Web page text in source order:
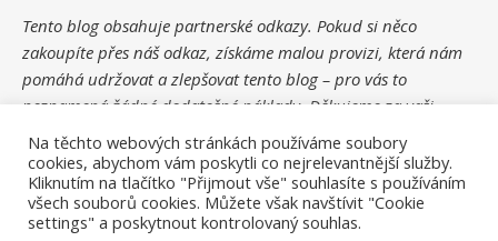
Tento blog obsahuje partnerské odkazy. Pokud si něco
zakoupíte přes náš odkaz, získáme malou provizi, která nám
pomáhá udržovat a zlepšovat tento blog – pro vás to
neznamená žádné dodatečné náklady. Děkujeme za vaši
podporu!
Na těchto webových stránkách používáme soubory
cookies, abychom vám poskytli co nejrelevantnější služby.
Kliknutím na tlačítko "Přijmout vše" souhlasíte s používáním
všech souborů cookies. Můžete však navštívit "Cookie
settings" a poskytnout kontrolovaný souhlas.